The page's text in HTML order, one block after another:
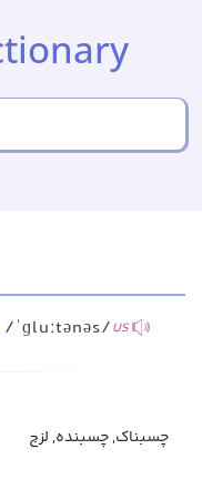
/ˈɡluːtənəs/US
چسبناک, چسبنده, لزج